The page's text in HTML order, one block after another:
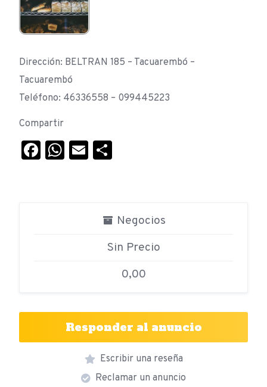
Dirección: BELTRAN 185 – Tacuarembó –
Tacuarembó
Teléfono: 46336558 – 099445223
Compartir
Facebook
WhatsApp
Email
Negocios
Sin Precio
0,00
Responder al anuncio
Escribir una reseña
Reclamar un anuncio